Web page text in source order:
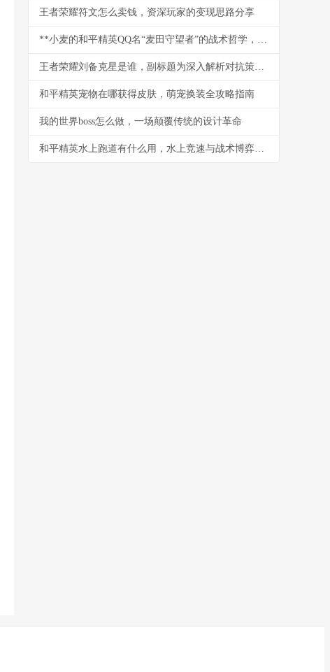
王者荣耀符文怎么卖钱，资深玩家的变现思路分享
**小麦的和平精英QQ名“麦田守望者”的战术哲学，副标题从虚拟ID窥见玩家的精神世界**
王者荣耀刘备克星是谁，副标题为深入解析对抗策略与英雄选择
和平精英宠物在哪获得皮肤，萌宠换装全攻略指南
我的世界boss怎么做，一场颠覆传统的设计革命
和平精英水上跑道有什么用，水上竞速与战术博弈新维度